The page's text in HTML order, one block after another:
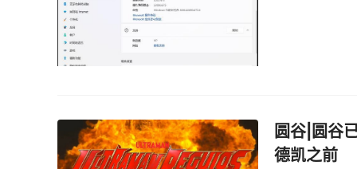
圆谷|圆谷
德凯之前